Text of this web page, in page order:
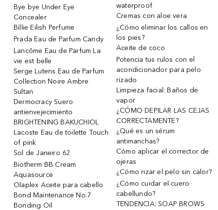
Bye bye Under Eye
Concealer
Billie Eilish Perfume
Prada Eau de Parfum Candy
Lancôme Eau de Parfum La
vie est belle
Serge Lutens Eau de Parfum
Collection Noire Ambre
Sultan
Dermocracy Suero
antienvejecimiento
BRIGHTENING BAKUCHIOL
Lacoste Eau de toilette Touch
of pink
Sol de Janeiro 62
Biotherm BB Cream
Aquasource
Olaplex Aceite para cabello
Bond Maintenance No.7
Bonding Oil
waterproof
Cremas con aloe vera
¿Cómo eliminar los callos en
los pies?
Aceite de coco
Potencia tus rulos con el
acondicionador para pelo
rizado
Limpieza facial: Baños de
vapor
¿CÓMO DEPILAR LAS CEJAS
CORRECTAMENTE?
¿Qué es un sérum
antimanchas?
Cómo aplicar el corrector de
ojeras
¿Cómo rizar el pelo sin calor?
¿Cómo cuidar el cuero
cabellundo?
TENDENCIA: SOAP BROWS